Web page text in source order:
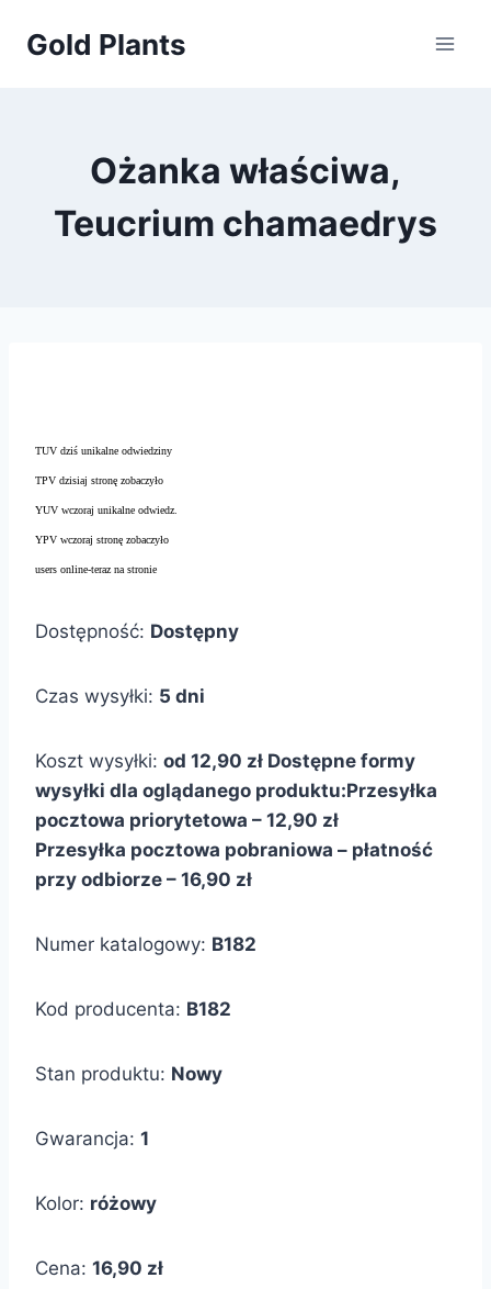
Gold Plants
Ożanka właściwa,
Teucrium chamaedrys
TUV dziś unikalne odwiedziny
TPV dzisiaj stronę zobaczyło
YUV wczoraj unikalne odwiedz.
YPV wczoraj stronę zobaczyło
users online-teraz na stronie
Dostępność: Dostępny
Czas wysyłki: 5 dni
Koszt wysyłki: od 12,90 zł Dostępne formy
wysyłki dla oglądanego produktu:Przesyłka
pocztowa priorytetowa – 12,90 zł
Przesyłka pocztowa pobraniowa – płatność
przy odbiorze – 16,90 zł
Numer katalogowy: B182
Kod producenta: B182
Stan produktu: Nowy
Gwarancja: 1
Kolor: różowy
Cena: 16,90 zł